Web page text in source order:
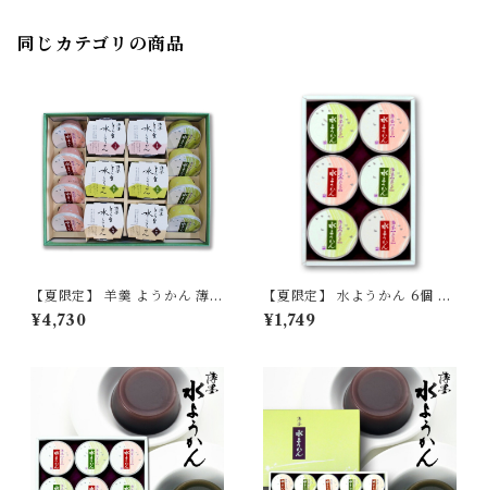
同じカテゴリの商品
【夏限定】 羊羹 ようかん 薄墨
羊羹 水ようかん とろ生水よう
かん 夏 ギフト セット 贈り物
¥4,730
【夏限定】 水ようかん 6個 セ
ット 【季節限定/期間限定】
¥1,749